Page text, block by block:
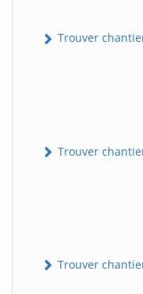
Trouver
Trouver
Trouver